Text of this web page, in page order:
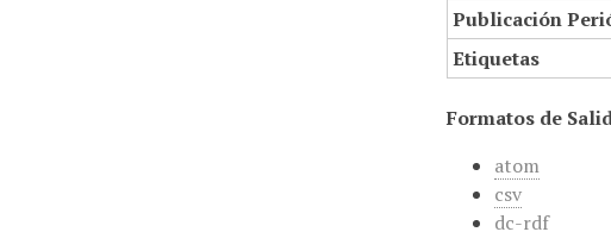
Publicación
Etiquetas
Formatos de
atom
csv
dc-rdf